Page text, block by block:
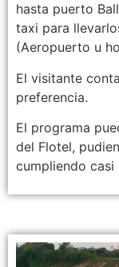
hasta puerto
taxi para
(Aeropuerto u
El visitante
preferencia.
El programa
del Flotel,
cumpliendo casi